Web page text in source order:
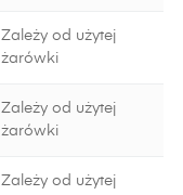
Zależy od użytej
żarówki
Zależy od użytej
żarówki
Zależy od użytej